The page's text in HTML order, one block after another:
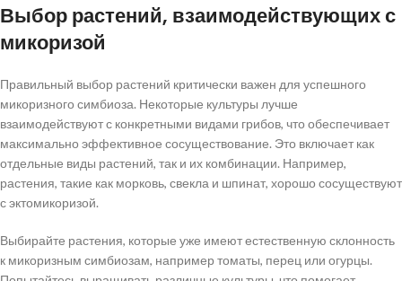
Выбор растений, взаимодействующих с
микоризой
Правильный выбор растений критически важен для успешного
микоризного симбиоза. Некоторые культуры лучше
взаимодействуют с конкретными видами грибов, что обеспечивает
максимально эффективное сосуществование. Это включает как
отдельные виды растений, так и их комбинации. Например,
растения, такие как морковь, свекла и шпинат, хорошо сосуществуют
с эктомикоризой.
Выбирайте растения, которые уже имеют естественную склонность
к микоризным симбиозам, например томаты, перец или огурцы.